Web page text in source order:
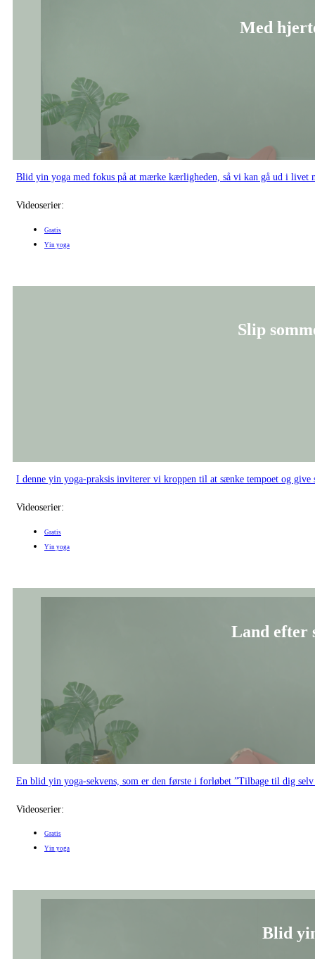
Med
Blid yin yoga med fokus på at mærke kærligheden, så vi kan gå ud i livet
Videoserier:
Gratis
Yin yoga
Slip
I denne yin yoga-praksis inviterer vi kroppen til at sænke tempoet og
Videoserier:
Gratis
Yin yoga
Land efter
En blid yin yoga-sekvens, som er den første i forløbet ”Tilbage til dig selv
Videoserier:
Gratis
Yin yoga
Blid